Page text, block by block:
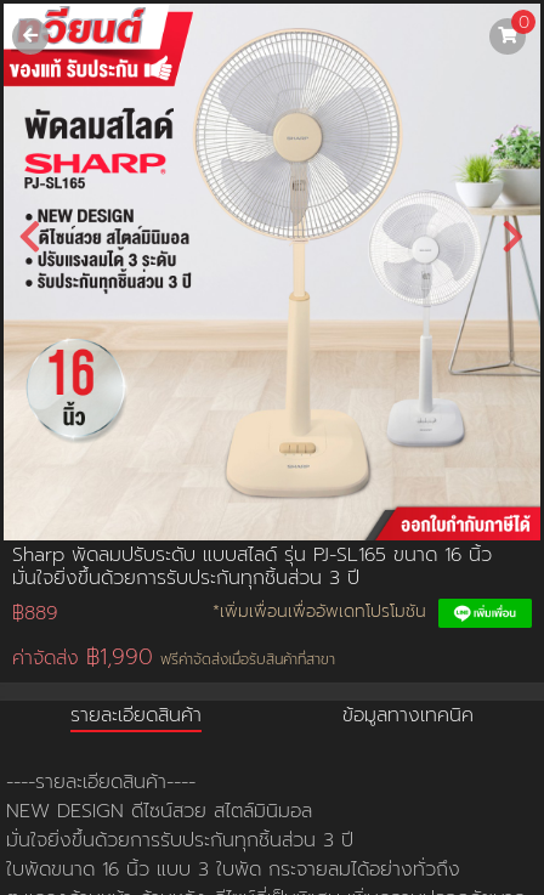
0
Sharp พัดลมปรับระดับ แบบสไลด์ รุ่น PJ-SL165 ขนาด 16 นิ้ว
มั่นใจยิ่งขึ้นด้วยการรับประกันทุกชิ้นส่วน 3 ปี
฿889
*เพิ่มเพื่อนเพื่ออัพเดทโปรโมชัน
ค่าจัดส่ง ฿1,990 ฟรีค่าจัดส่งเมื่อรับสินค้าที่สาขา
รายละเอียดสินค้า ข้อมูลทางเทคนิค
username
password
LOGIN
สมัครสมาชิค
การซื้อของฉัน
🔥โปรโมชัน🔥
การชำระเงิน
ขั้นตอนการสั่งซื้อ
คณะกรรมการบริหาร
การคืนเงินและคืนสินค้า
ทวียนต์ 53 สาขา